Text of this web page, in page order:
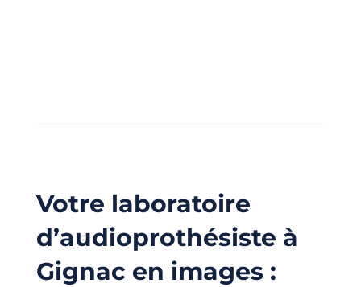
Votre laboratoire
d’audioprothésiste à
Gignac en images :